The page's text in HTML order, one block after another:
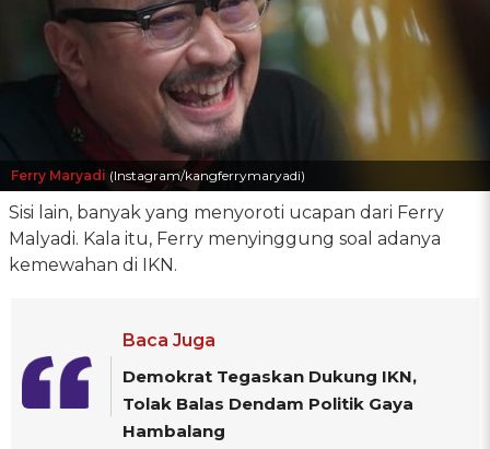
Ferry Maryadi (Instagram/kangferrymaryadi)
Sisi lain, banyak yang menyoroti ucapan dari Ferry
Malyadi. Kala itu, Ferry menyinggung soal adanya
kemewahan di IKN.
Baca Juga
Demokrat Tegaskan Dukung IKN,
Tolak Balas Dendam Politik Gaya
Hambalang